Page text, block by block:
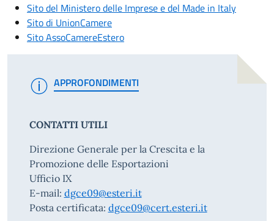
Sito del Ministero delle Imprese e del Made in Italy
Sito di UnionCamere
Sito AssoCamereEstero
APPROFONDIMENTI
CONTATTI UTILI
Direzione Generale per la Crescita e la
Promozione delle Esportazioni
Ufficio IX
E-mail: dgce09@esteri.it
Posta certificata: dgce09@cert.esteri.it